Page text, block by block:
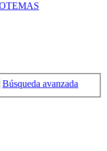
Búsqueda avanzada